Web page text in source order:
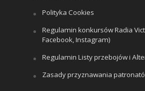
Polityka Cookies
Regulamin konkursów Radia
Facebook, Instagram)
Regulamin Listy przebojów i
Zasady przyznawania